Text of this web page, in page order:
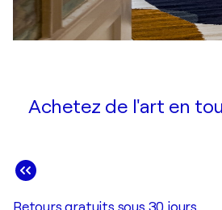
Achetez de l'art en